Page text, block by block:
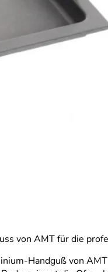
von AMT für die
Handguß von